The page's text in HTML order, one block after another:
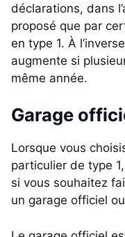
déclarations, dans
proposé que par
en type 1. À
augmente si
même année.
Garage
Lorsque vous
particulier de type
si vous souhaitez
un garage officiel